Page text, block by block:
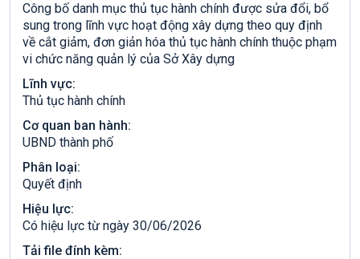
Công bố danh mục thủ tục hành chính được sửa đổi, bổ
sung trong lĩnh vực hoạt động xây dựng theo quy định
về cắt giảm, đơn giản hóa thủ tục hành chính thuộc phạm
vi chức năng quản lý của Sở Xây dựng
Lĩnh vực:
Thủ tục hành chính
Cơ quan ban hành:
UBND thành phố
Phân loại:
Quyết định
Hiệu lực:
Có hiệu lực từ ngày 30/06/2026
Tải file đính kèm: